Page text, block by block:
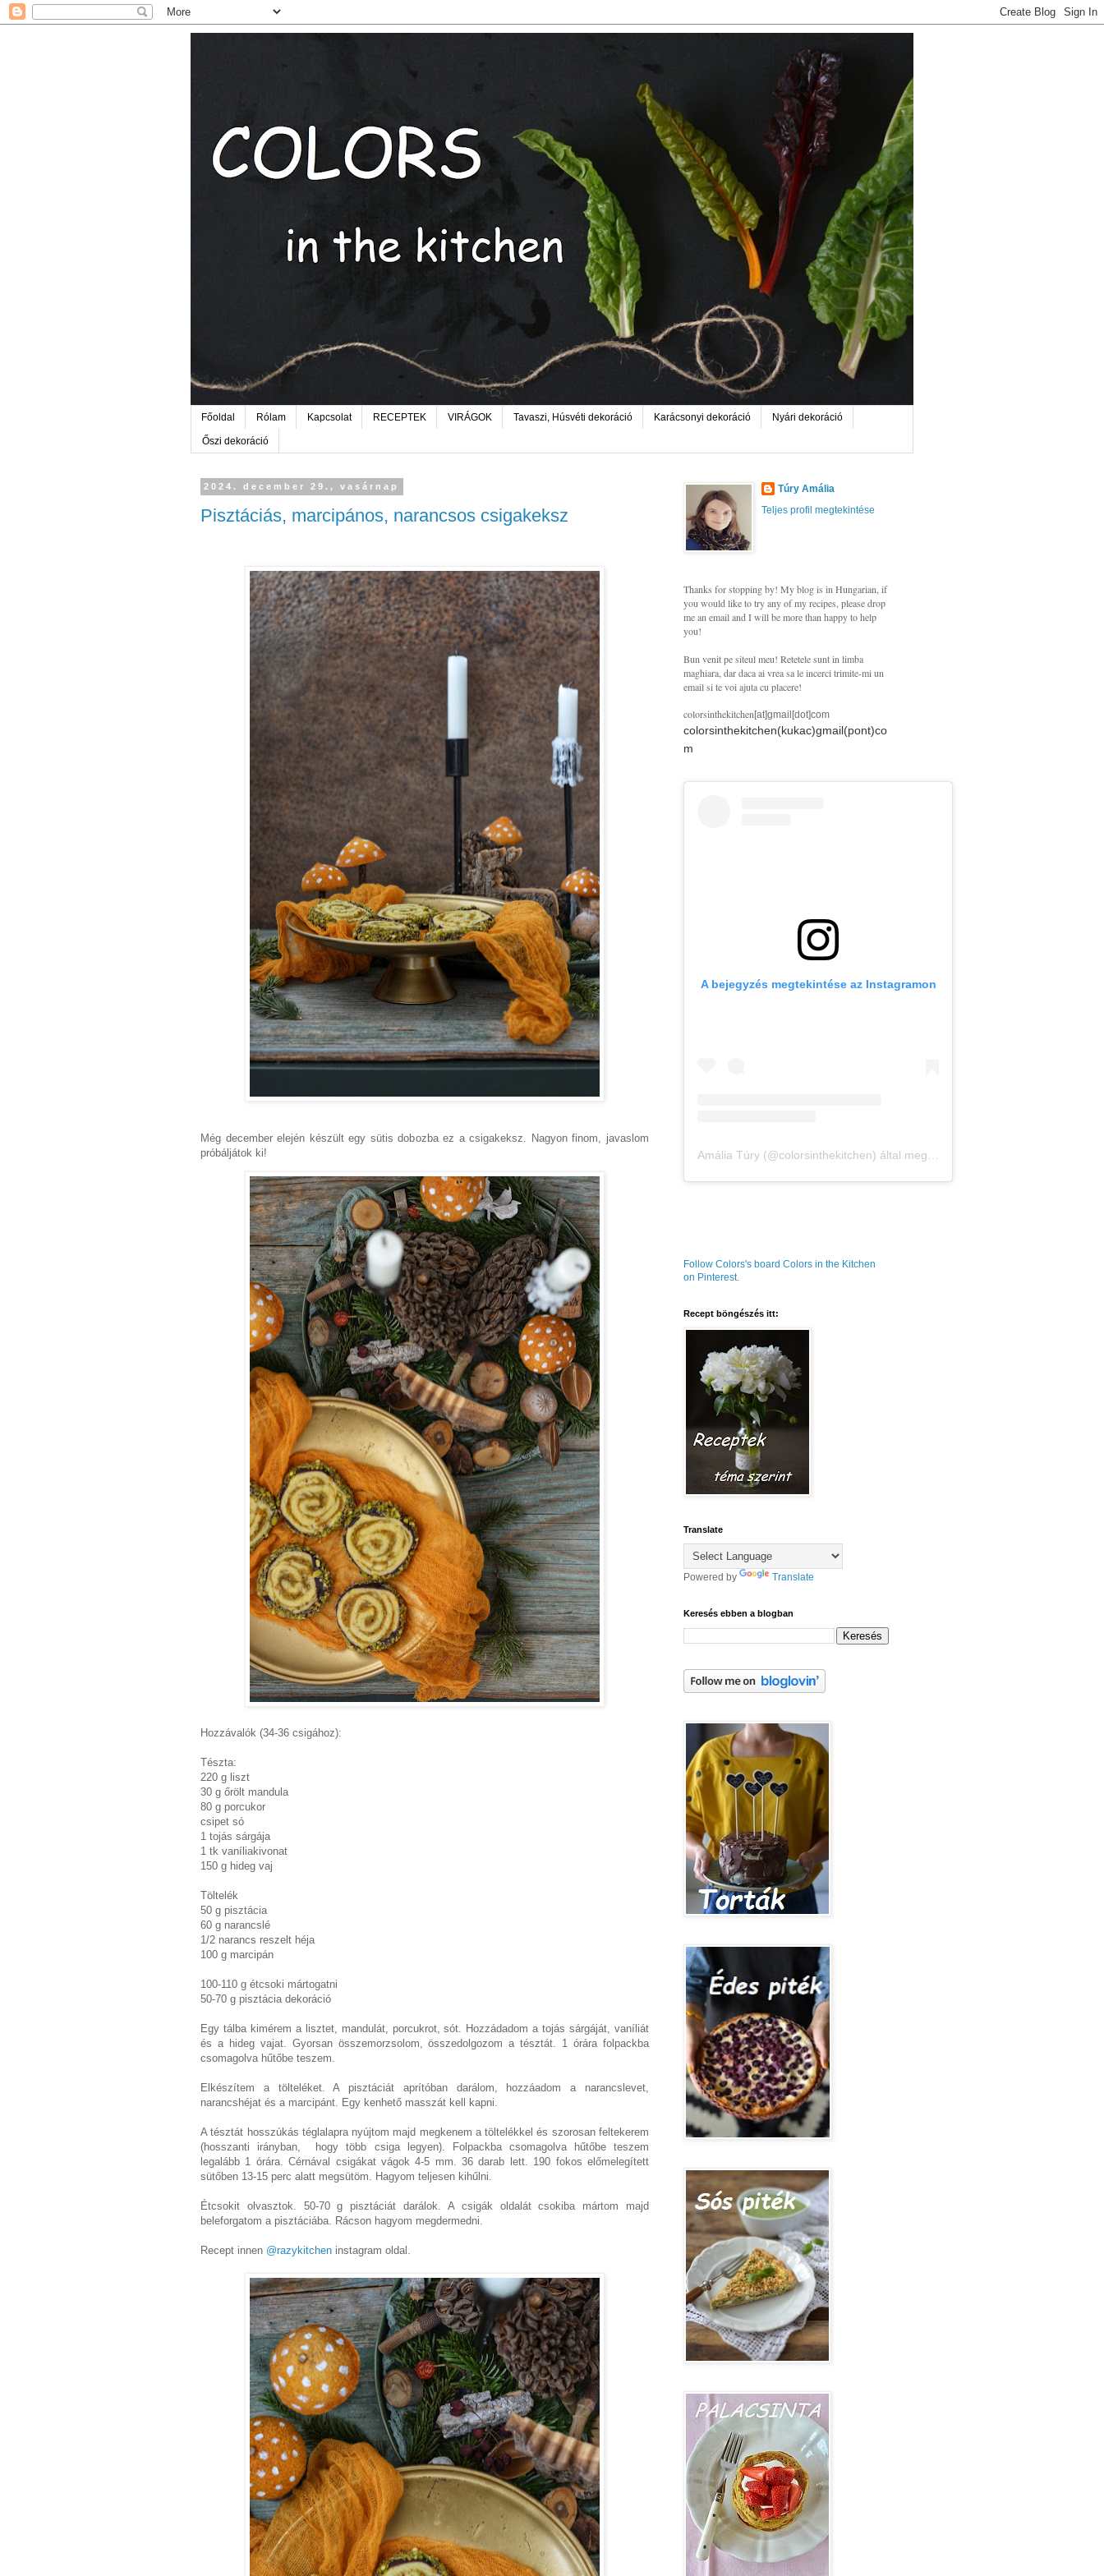
Főoldal Rólam Kapcsolat RECEPTEK VIRÁGOK Tavaszi, Húsvéti dekoráció Karácsonyi dekoráció Nyári dekoráció
Őszi dekoráció
2024. december 29., vasárnap
Pisztáciás, marcipános, narancsos csigakeksz
Még december elején készült egy sütis dobozba ez a csigakeksz. Nagyon finom, javaslom
próbáljátok ki!
Hozzávalók (34-36 csigához):
Tészta:
220 g liszt
30 g őrölt mandula
80 g porcukor
csipet só
1 tojás sárgája
1 tk vaníliakivonat
150 g hideg vaj
Töltelék
50 g pisztácia
60 g narancslé
1/2 narancs reszelt héja
100 g marcipán
100-110 g étcsoki mártogatni
50-70 g pisztácia dekoráció
Egy tálba kimérem a lisztet, mandulát, porcukrot, sót. Hozzádadom a tojás sárgáját, vaníliát
és a hideg vajat. Gyorsan összemorzsolom, összedolgozom a tésztát. 1 órára folpackba
csomagolva hűtőbe teszem.
Elkészítem a tölteléket. A pisztáciát aprítóban darálom, hozzáadom a narancslevet,
narancshéjat és a marcipánt. Egy kenhető masszát kell kapni.
A tésztát hosszúkás téglalapra nyújtom majd megkenem a töltelékkel és szorosan feltekerem
(hosszanti irányban, hogy több csiga legyen). Folpackba csomagolva hűtőbe teszem
legalább 1 órára. Cérnával csigákat vágok 4-5 mm. 36 darab lett. 190 fokos előmelegített
sütőben 13-15 perc alatt megsütöm. Hagyom teljesen kihűlni.
Étcsokit olvasztok. 50-70 g pisztáciát darálok. A csigák oldalát csokiba mártom majd
beleforgatom a pisztáciába. Rácson hagyom megdermedni.
Recept innen @razykitchen instagram oldal.
Túry Amália
Teljes profil megtekintése
Thanks for stopping by! My blog is in Hungarian, if
you would like to try any of my recipes, please drop
me an email and I will be more than happy to help
you!
Bun venit pe siteul meu! Retetele sunt in limba
maghiara, dar daca ai vrea sa le incerci trimite-mi un
email si te voi ajuta cu placere!
colorsinthekitchen[at]gmail[dot]com
colorsinthekitchen(kukac)gmail(pont)co
m
A bejegyzés megtekintése az Instagramon
Amália Túry (@colorsinthekitchen) által megosztott bejegyzés
Follow Colors's board Colors in the Kitchen
on Pinterest.
Recept böngészés itt:
Translate
Powered by Translate
Keresés ebben a blogban